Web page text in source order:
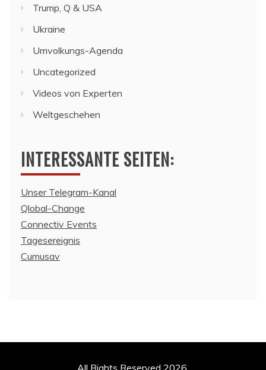
Trump, Q & USA
Ukraine
Umvolkungs-Agenda
Uncategorized
Videos von Experten
Weltgeschehen
INTERESSANTE SEITEN:
Unser Telegram-Kanal
Qlobal-Change
Connectiv Events
Tagesereignis
Cumusav
All Rights Reserved 2026.